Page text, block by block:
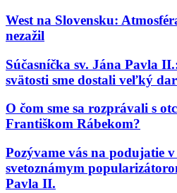
West na Slovensku:
nezažil
Súčasníčka sv. Jána Pavla
svätosti sme dostali veľký dar
O čom sme sa rozprávali s
Františkom Rábekom?
Pozývame vás na podujatie
svetoznámym
Pavla II.